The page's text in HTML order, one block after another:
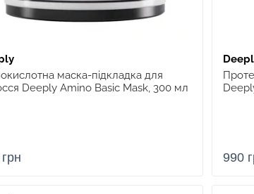
У складі присутні лише необхідні активи,
та здоровий блиск.
Компоненти проникають у різні шари кортексу,
захисту кутикули. Кожна лінійка вирішує
маска-підкладка для
Deeply Amino Basic Mask, 300 мл
990